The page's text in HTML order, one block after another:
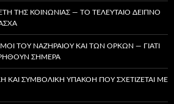
ΤΗΣ ΚΟΙΝΩΝΊΑΣ — ΤΟ ΤΕΛΕΥΤΑΊΟ ΔΕΊΠΝΟ
ΤΟΥ ΝΑΖΗΡΑΊΟΥ ΚΑΙ ΤΩΝ ΌΡΚΩΝ — ΓΙΑΤΊ
ΣΉΜΕΡΑ
ΚΑΙ ΣΥΜΒΟΛΙΚΉ ΥΠΑΚΟΉ ΠΟΥ ΣΧΕΤΊΖΕΤΑΙ ΜΕ